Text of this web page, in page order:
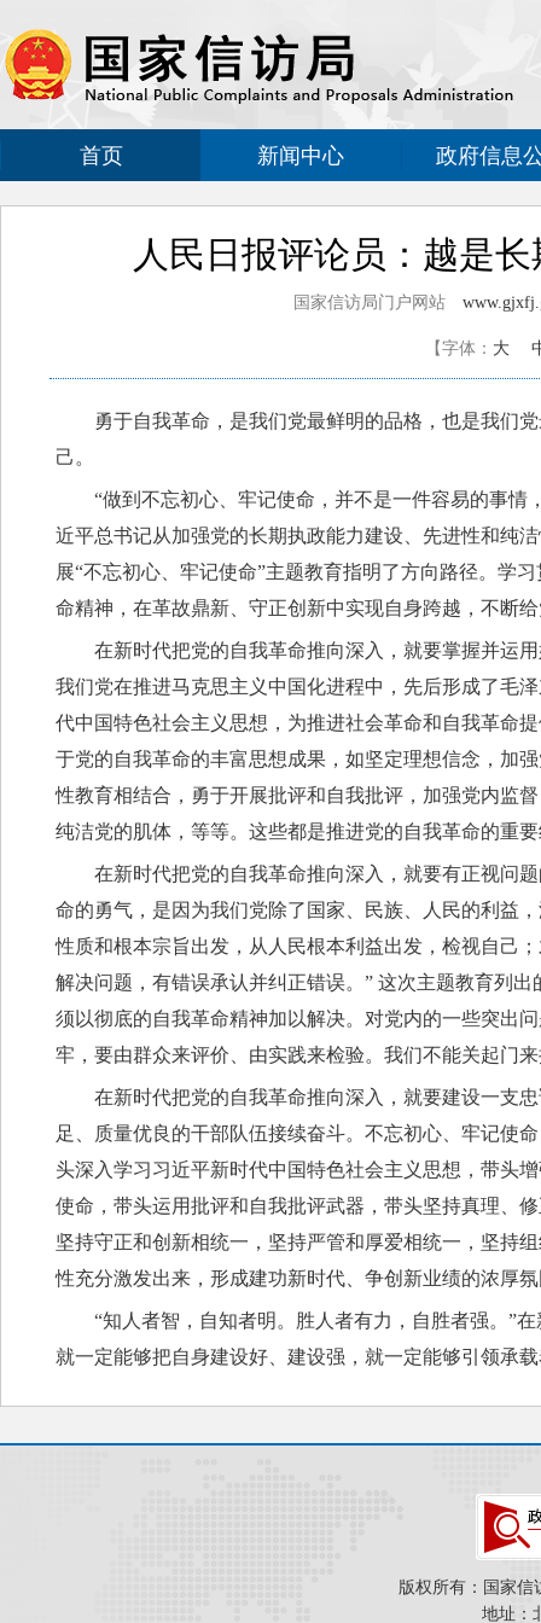
首页 新闻中心 政府信息
人民日报评论员：越是
国家信访局门户网站
【字体： 大
勇于自我革命，是我们党最鲜明的品格，也是我们
己。
“做到不忘初心、牢记使命，并不是一件容易的事
近平总书记从加强党的长期执政能力建设、先进性和纯
展“不忘初心、牢记使命”主题教育指明了方向路径。学
命精神，在革故鼎新、守正创新中实现自身跨越，不断
在新时代把党的自我革命推向深入，就要掌握并运
我们党在推进马克思主义中国化进程中，先后形成了毛
代中国特色社会主义思想，为推进社会革命和自我革命
于党的自我革命的丰富思想成果，如坚定理想信念，加
性教育相结合，勇于开展批评和自我批评，加强党内监
纯洁党的肌体，等等。这些都是推进党的自我革命的重
在新时代把党的自我革命推向深入，就要有正视问
命的勇气，是因为我们党除了国家、民族、人民的利益
性质和根本宗旨出发，从人民根本利益出发，检视自己
解决问题，有错误承认并纠正错误。” 这次主题教育列
须以彻底的自我革命精神加以解决。对党内的一些突出
牢，要由群众来评价、由实践来检验。我们不能关起门
在新时代把党的自我革命推向深入，就要建设一支
足、质量优良的干部队伍接续奋斗。不忘初心、牢记使
头深入学习习近平新时代中国特色社会主义思想，带头
使命，带头运用批评和自我批评武器，带头坚持真理、
坚持守正和创新相统一，坚持严管和厚爱相统一，坚持
性充分激发出来，形成建功新时代、争创新业绩的浓厚
“知人者智，自知者明。胜人者有力，自胜者强。”
就一定能够把自身建设好、建设强，就一定能够引领承
版权所有：国家信
地址：